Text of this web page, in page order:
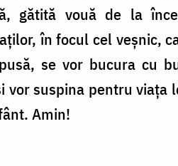
gătită vouă de la
în focul cel veșnic,
se vor bucura cu
vor suspina pentru viața
Amin!